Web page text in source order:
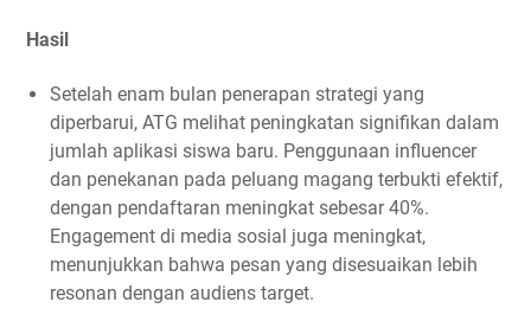
Hasil
Setelah enam bulan penerapan strategi yang
diperbarui, ATG melihat peningkatan signifikan dalam
jumlah aplikasi siswa baru. Penggunaan influencer
dan penekanan pada peluang magang terbukti efektif,
dengan pendaftaran meningkat sebesar 40%.
Engagement di media sosial juga meningkat,
menunjukkan bahwa pesan yang disesuaikan lebih
resonan dengan audiens target.